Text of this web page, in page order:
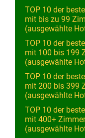
TOP 10 der
mit bis zu 99
(ausgewählte
TOP 10 der
mit 100 bis 199
(ausgewählte
TOP 10 der
mit 200 bis 399
(ausgewählte
TOP 10 der
mit 400+
(ausgewählte